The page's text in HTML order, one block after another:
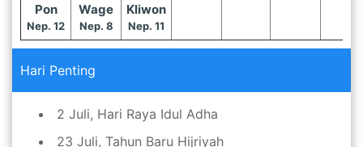
Pon
Nep. 12
Wage
Nep. 8
Kliwon
Nep. 11
Hari Penting
2 Juli, Hari Raya Idul Adha
23 Juli, Tahun Baru Hijriyah